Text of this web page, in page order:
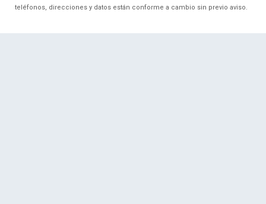
teléfonos, direcciones y datos están conforme a cambio sin previo aviso.